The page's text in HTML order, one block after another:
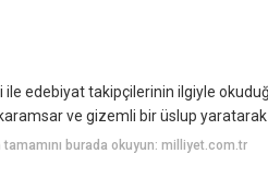
edebiyat takipçilerinin ilgiyle
ve gizemli bir üslup
tamamını burada okuyun: milliyet.com.tr